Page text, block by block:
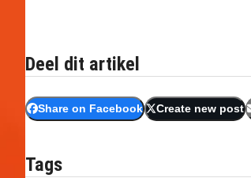
Deel dit artikel
Share on Facebook Create new post
Tags